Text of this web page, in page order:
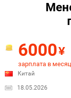
6000¥
зарплата в месяц
Китай
18.05.2026